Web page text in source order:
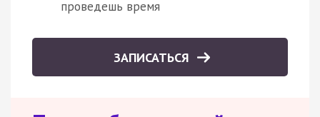
проведешь время
ЗАПИСАТЬСЯ